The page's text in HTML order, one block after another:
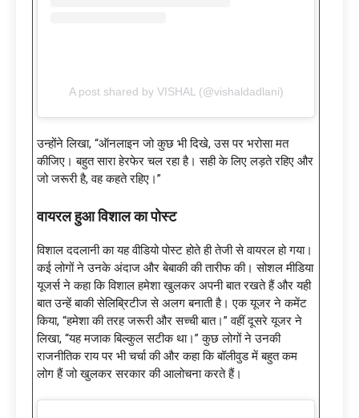
A post shared by VISHAL (@vishaldadlani)
उन्होंने लिखा, “ऑनलाइन जो कुछ भी दिखे, उस पर भरोसा मत
कीजिए। बहुत सारा हेरफेर चल रहा है। सही के लिए लड़ते रहिए और
जो जरूरी है, वह कहते रहिए।”
वायरल हुआ विशाल का पोस्ट
विशाल ददलानी का यह वीडियो पोस्ट होते ही तेजी से वायरल हो गया।
कई लोगों ने उनके अंदाज और बेबाकी की तारीफ की। सोशल मीडिया
यूजर्स ने कहा कि विशाल हमेशा खुलकर अपनी बात रखते हैं और यही
बात उन्हें बाकी सेलिब्रिटीज से अलग बनाती है। एक यूजर ने कमेंट
किया, “हमेशा की तरह जरूरी और सच्ची बात।” वहीं दूसरे यूजर ने
लिखा, “यह मजाक बिल्कुल सटीक था।” कुछ लोगों ने उनकी
राजनीतिक राय पर भी चर्चा की और कहा कि बॉलीवुड में बहुत कम
लोग हैं जो खुलकर सरकार की आलोचना करते हैं।